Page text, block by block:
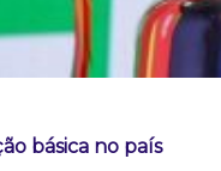
básica no país